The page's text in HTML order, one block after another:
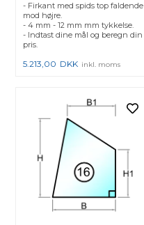
- Firkant med spids top faldende
mod højre.
- 4 mm - 12 mm mm tykkelse.
- Indtast dine mål og beregn din
pris.
5.213,00 DKK inkl. moms